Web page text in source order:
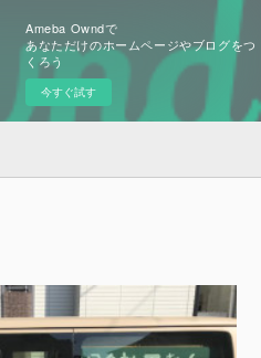
Ameba Owndで
あなただけのホームページやブログをつ
くろう
今すぐ試す